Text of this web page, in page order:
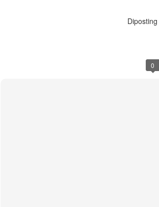
Diposting
0